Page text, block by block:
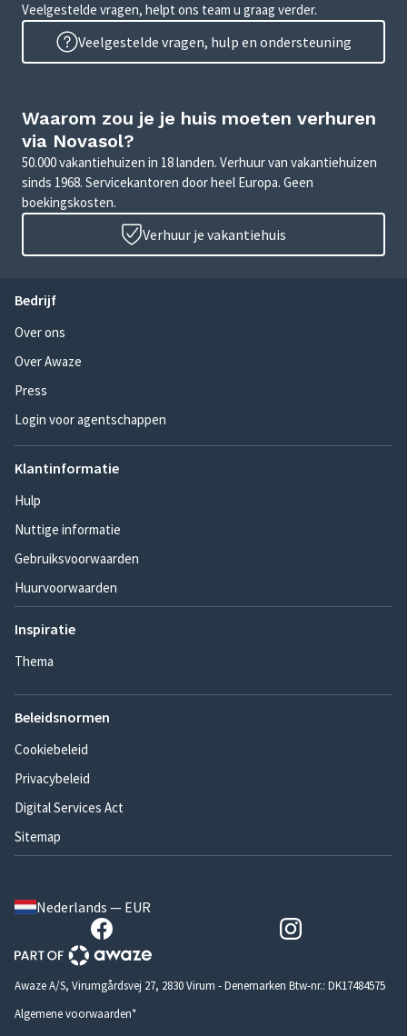
Veelgestelde vragen, helpt ons team u graag verder.
Veelgestelde vragen, hulp en ondersteuning
Waarom zou je je huis moeten verhuren
via Novasol?
50.000 vakantiehuizen in 18 landen. Verhuur van vakantiehuizen
sinds 1968. Servicekantoren door heel Europa. Geen
boekingskosten.
Verhuur je vakantiehuis
Bedrijf
Over ons
Over Awaze
Press
Login voor agentschappen
Klantinformatie
Hulp
Nuttige informatie
Gebruiksvoorwaarden
Huurvoorwaarden
Inspiratie
Thema
Beleidsnormen
Cookiebeleid
Privacybeleid
Digital Services Act
Sitemap
Nederlands — EUR
Awaze A/S, Virumgårdsvej 27, 2830 Virum - Denemarken Btw-nr.: DK17484575
Algemene voorwaarden*